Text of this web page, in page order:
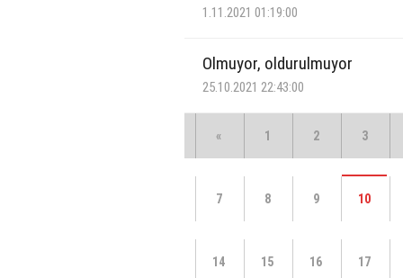
1.11.2021 01:19:00
Olmuyor, oldurulmuyor
25.10.2021 22:43:00
« 1 2 3
7 8 9 10
14 15 16 17